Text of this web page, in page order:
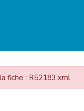
fiche : R52183.xml